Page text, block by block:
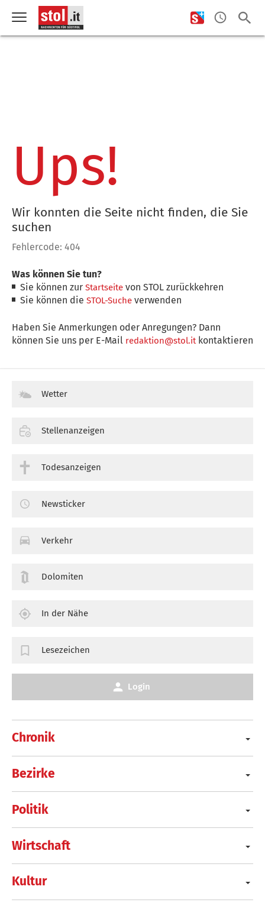
Ups!
Wir konnten die Seite nicht finden, die Sie
suchen
Fehlercode: 404
Was können Sie tun?
Sie können zurStartseite von STOL zurückkehren
Sie können dieSTOL-Suche verwenden
Haben Sie Anmerkungen oder Anregungen? Dann
können Sie uns per E-Mail redaktion@stol.itkontaktieren
Chronik
Bezirke
Politik
Wirtschaft
Kultur
Wetter
Stellenanzeigen
Todesanzeigen
Newsticker
Verkehr
Dolomiten
In der Nähe
Lesezeichen
Login